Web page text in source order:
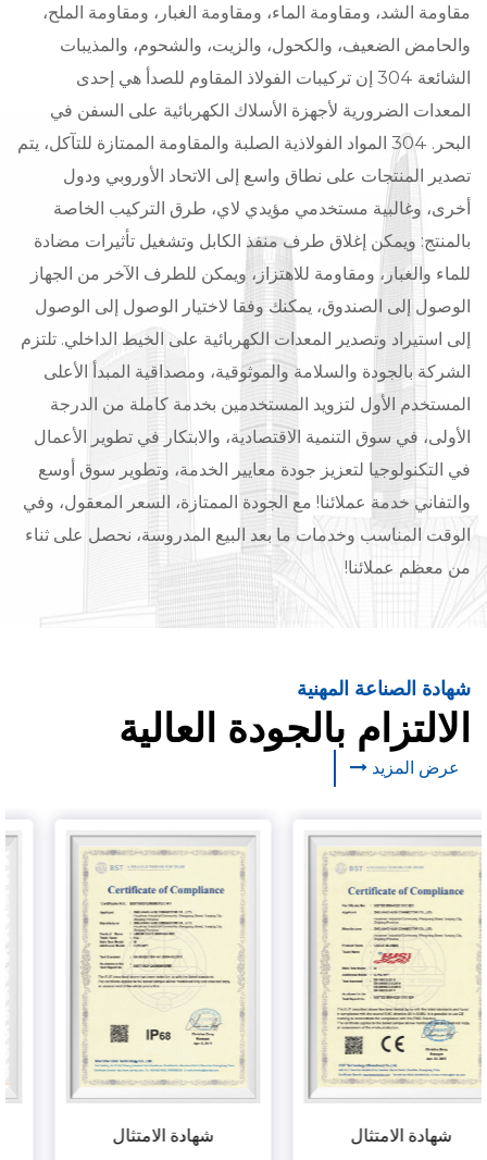
مقاومة الشد، ومقاومة الماء، ومقاومة الغبار، ومقاومة الملح،
والحامض الضعيف، والكحول، والزيت، والشحوم، والمذيبات
الشائعة 304 إن تركيبات الفولاذ المقاوم للصدأ هي إحدى
المعدات الضرورية لأجهزة الأسلاك الكهربائية على السفن في
البحر. 304 المواد الفولاذية الصلبة والمقاومة الممتازة للتآكل، يتم
تصدير المنتجات على نطاق واسع إلى الاتحاد الأوروبي ودول
أخرى، وغالبية مستخدمي مؤيدي لاي، طرق التركيب الخاصة
بالمنتج: ويمكن إغلاق طرف منفذ الكابل وتشغيل تأثيرات مضادة
للماء والغبار، ومقاومة للاهتزاز، ويمكن للطرف الآخر من الجهاز
الوصول إلى الصندوق، يمكنك وفقا لاختيار الوصول إلى الوصول
إلى استيراد وتصدير المعدات الكهربائية على الخيط الداخلي. تلتزم
الشركة بالجودة والسلامة والموثوقية، ومصداقية المبدأ الأعلى
المستخدم الأول لتزويد المستخدمين بخدمة كاملة من الدرجة
الأولى، في سوق التنمية الاقتصادية، والابتكار في تطوير الأعمال
في التكنولوجيا لتعزيز جودة معايير الخدمة، وتطوير سوق أوسع
والتفاني خدمة عملائنا! مع الجودة الممتازة، السعر المعقول، وفي
الوقت المناسب وخدمات ما بعد البيع المدروسة، نحصل على ثناء
من معظم عملائنا!
شهادة الصناعة المهنية
الالتزام بالجودة العالية
عرض المزيد
شهادة الامتثال شهادة الامتثال